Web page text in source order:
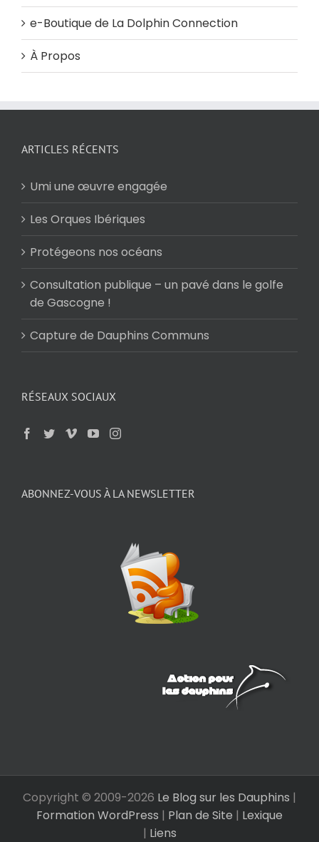
e-Boutique de La Dolphin Connection
À Propos
ARTICLES RÉCENTS
Umi une œuvre engagée
Les Orques Ibériques
Protégeons nos océans
Consultation publique – un pavé dans le golfe
de Gascogne !
Capture de Dauphins Communs
RÉSEAUX SOCIAUX
ABONNEZ-VOUS À LA NEWSLETTER
Copyright © 2009-2026 Le Blog sur les Dauphins |
Formation WordPress | Plan de Site | Lexique
| Liens